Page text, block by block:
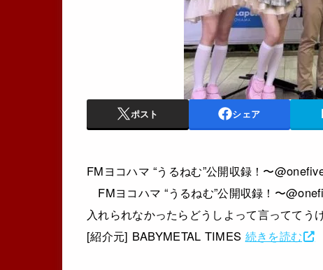
ポスト シェア
FMヨコハマ “うるねむ”公開収録！〜
FMヨコハマ “うるねむ”公開収録！〜
入れられなかったらどうしよって言ってて
[紹介元] BABYMETAL TIMES 続きを読む